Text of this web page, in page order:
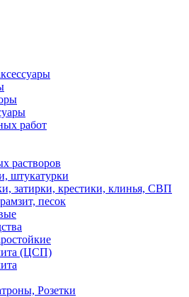
работ
растворов
штукатурки
затирки, крестики, клинья, СВП
песок
(ЦСП)
Розетки